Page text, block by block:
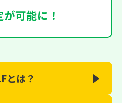
可能に！
とは？